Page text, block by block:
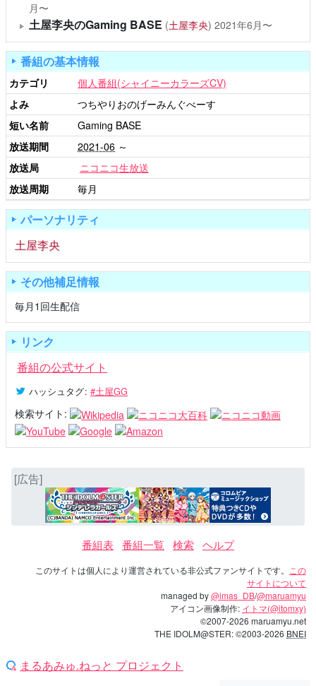
月〜
土屋李央のGaming BASE (土屋李央) 2021年6月〜
番組の基本情報
カテゴリ
個人番組(シャイニーカラーズCV)
よみ
つちやりおのげーみんぐべーす
短い名前
Gaming BASE
放送期間
2021-06 ～
放送局
ニコニコ生放送
放送周期
毎月
パーソナリティ
土屋李央
その他補足情報
毎月1回生配信
リンク
番組の公式サイト
ハッシュタグ: #土屋GG
検索サイト:
[広告]
番組表 番組一覧 検索 ヘルプ
このサイトは個人により運営されている非公式ファンサイトです。
この
サイトについて
managed by@imas_DB/@maruamyu
アイコン画像制作: イトマ(@itomxy)
©2007-2026 maruamyu.net
THE IDOLM@STER: ©2003-2026 BNEI
まるあみゅ.ねっと プロジェクト